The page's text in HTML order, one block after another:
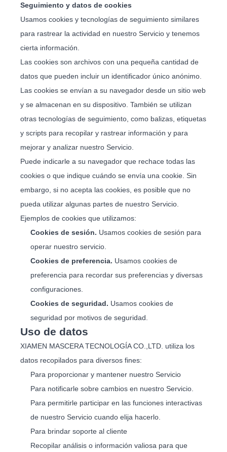
Seguimiento y datos de cookies
Usamos cookies y tecnologías de seguimiento similares
para rastrear la actividad en nuestro Servicio y tenemos
cierta información.
Las cookies son archivos con una pequeña cantidad de
datos que pueden incluir un identificador único anónimo.
Las cookies se envían a su navegador desde un sitio web
y se almacenan en su dispositivo. También se utilizan
otras tecnologías de seguimiento, como balizas, etiquetas
y scripts para recopilar y rastrear información y para
mejorar y analizar nuestro Servicio.
Puede indicarle a su navegador que rechace todas las
cookies o que indique cuándo se envía una cookie. Sin
embargo, si no acepta las cookies, es posible que no
pueda utilizar algunas partes de nuestro Servicio.
Ejemplos de cookies que utilizamos:
Cookies de sesión. Usamos cookies de sesión para
operar nuestro servicio.
Cookies de preferencia. Usamos cookies de
preferencia para recordar sus preferencias y diversas
configuraciones.
Cookies de seguridad. Usamos cookies de
seguridad por motivos de seguridad.
Uso de datos
XIAMEN MASCERA TECNOLOGÍA CO.,LTD. utiliza los
datos recopilados para diversos fines:
Para proporcionar y mantener nuestro Servicio
Para notificarle sobre cambios en nuestro Servicio.
Para permitirle participar en las funciones interactivas
de nuestro Servicio cuando elija hacerlo.
Para brindar soporte al cliente
Recopilar análisis o información valiosa para que